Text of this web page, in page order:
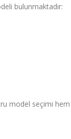
bulunmaktadır:
model seçimi